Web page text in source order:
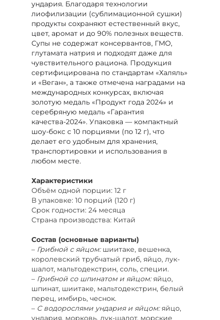
ундария. Благодаря технологии
лиофилизации (сублимационной сушки)
продукты сохраняют естественный вкус,
цвет, аромат и до 90% полезных веществ.
Супы не содержат консервантов, ГМО,
глутамата натрия и подходят даже для
чувствительного рациона. Продукция
сертифицирована по стандартам «Халяль»
и «Веган», а также отмечена наградами на
международных конкурсах, включая
золотую медаль «Продукт года 2024» и
серебряную медаль «Гарантия
качества-2024». Упаковка — компактный
шоу-бокс с 10 порциями (по 12 г), что
делает его удобным для хранения,
транспортировки и использования в
любом месте.
Характеристики
Объём одной порции: 12 г
В упаковке: 10 порций (120 г)
Срок годности: 24 месяца
Страна производства: Китай
Состав (основные варианты)
– Грибной с яйцом:шиитаке, вешенка,
королевский трубчатый гриб, яйцо, лук-
шалот, мальтодекстрин, соль, специи.
– Грибной со шпинатом и яйцом:яйцо,
шпинат, шиитаке, мальтодекстрин, белый
перец, имбирь, чеснок.
– С водорослями ундария и яйцом:яйцо,
ундария, морковь, лук-шалот, морские